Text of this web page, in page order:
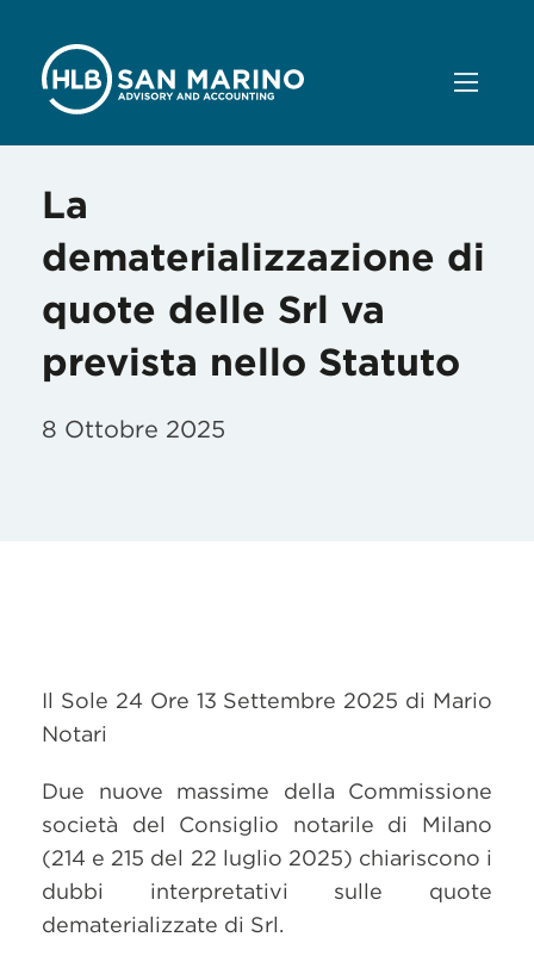
La
dematerializzazione di
quote delle Srl va
prevista nello Statuto
8 Ottobre 2025
Il Sole 24 Ore 13 Settembre 2025 di Mario
Notari
Due nuove massime della Commissione
società del Consiglio notarile di Milano
(214 e 215 del 22 luglio 2025) chiariscono i
dubbi interpretativi sulle quote
dematerializzate di Srl.